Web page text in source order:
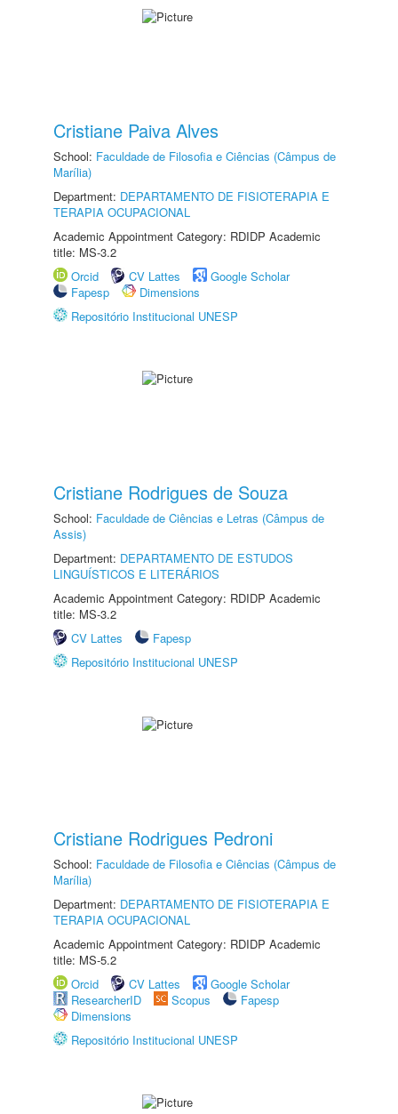
Cristiane Paiva Alves
School: Faculdade de Filosofia e Ciências (Câmpus de
Marília)
Department: DEPARTAMENTO DE FISIOTERAPIA E
TERAPIA OCUPACIONAL
Academic Appointment Category: RDIDP Academic
title: MS-3.2
Orcid
CV Lattes
Google Scholar
Fapesp
Dimensions
Repositório Institucional UNESP
Cristiane Rodrigues de Souza
School: Faculdade de Ciências e Letras (Câmpus de
Assis)
Department: DEPARTAMENTO DE ESTUDOS
LINGUÍSTICOS E LITERÁRIOS
Academic Appointment Category: RDIDP Academic
title: MS-3.2
CV Lattes
Fapesp
Repositório Institucional UNESP
Cristiane Rodrigues Pedroni
School: Faculdade de Filosofia e Ciências (Câmpus de
Marília)
Department: DEPARTAMENTO DE FISIOTERAPIA E
TERAPIA OCUPACIONAL
Academic Appointment Category: RDIDP Academic
title: MS-5.2
Orcid
CV Lattes
Google Scholar
ResearcherID
Scopus
Fapesp
Dimensions
Repositório Institucional UNESP